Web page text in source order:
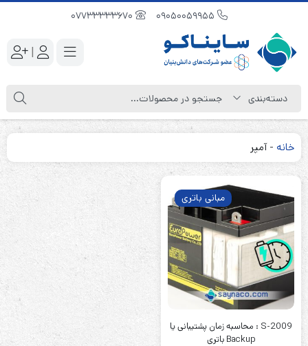
|
خانه -آمپر
مبانی باتری
S-2009 : محاسبه زمان پشتیبانی یا
Backup باتری